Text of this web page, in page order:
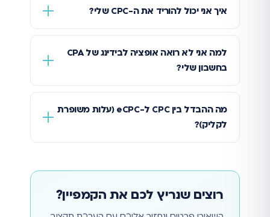
איך אני יכול להוריד את ה-CPC שלי?
למה אני לא רואה אופציה לבידינג של CPA
בחשבון שלי?
מה ההבדל בין CPC ל-eCPC (עלות משופרת
לקליק)?
רוצים שנריץ לכם את הקמפיין?